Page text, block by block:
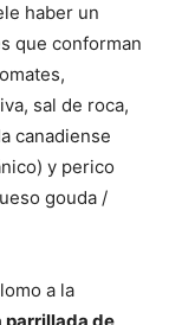
haber un
que conforman
sal de roca,
canadiense
y perico
gouda /
a la